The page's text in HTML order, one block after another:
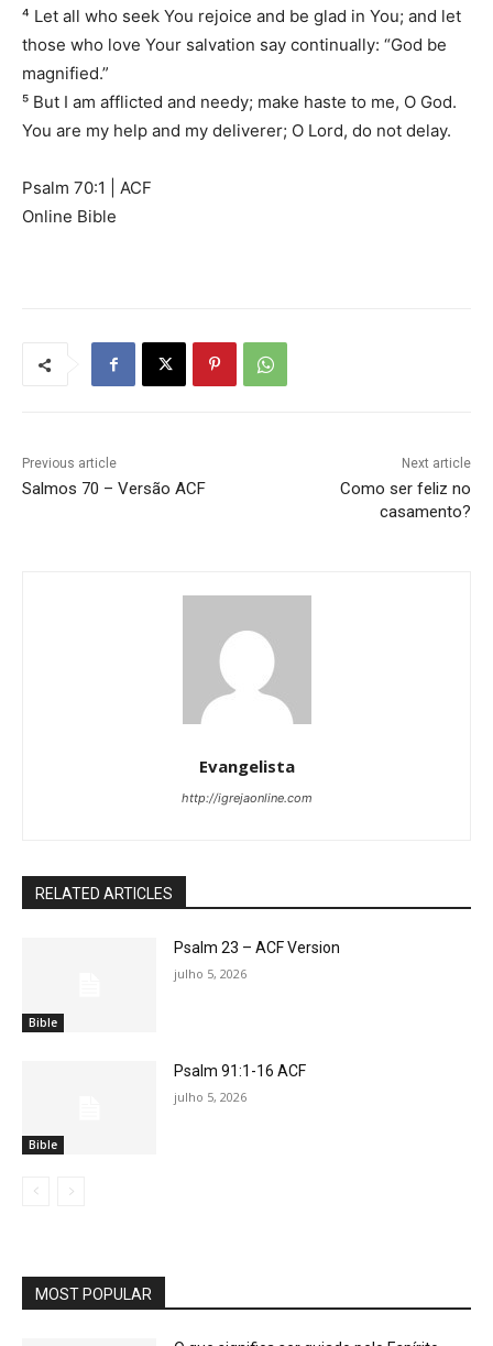
⁴ Let all who seek You rejoice and be glad in You; and let
those who love Your salvation say continually: “God be
magnified.”
⁵ But I am afflicted and needy; make haste to me, O God.
You are my help and my deliverer; O Lord, do not delay.
Psalm 70:1 | ACF
Online Bible
Previous article
Salmos 70 – Versão ACF
Next article
Como ser feliz no
casamento?
Evangelista
http://igrejaonline.com
RELATED ARTICLES
Bible
Psalm 23 – ACF Version
julho 5, 2026
Bible
Psalm 91:1-16 ACF
julho 5, 2026
MOST POPULAR